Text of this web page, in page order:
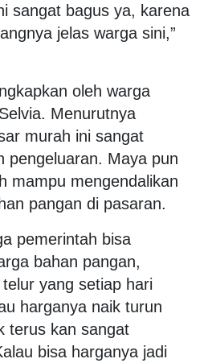
sangat bagus ya, karena
jelas warga sini,”
oleh warga
Menurutnya
murah ini sangat
pengeluaran. Maya pun
mampu mengendalikan
pangan di pasaran.
pemerintah bisa
bahan pangan,
yang setiap hari
harganya naik turun
terus kan sangat
bisa harganya jadi